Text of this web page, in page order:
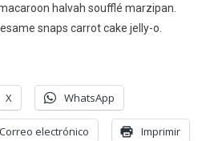
halvah soufflé marzipan.
snaps carrot cake jelly-o.
X WhatsApp
Correo electrónico Imprimir